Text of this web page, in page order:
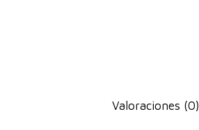
Valoraciones (0)